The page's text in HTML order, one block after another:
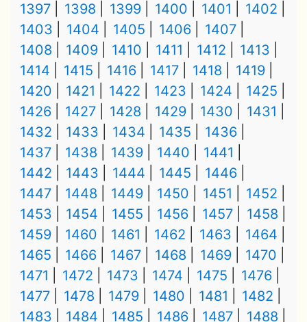
1397
1398 1399 1400 1401
1402
1403
1404 1405 1406
1407
1408
1409 1410 1411 1412
1413
1414
1415 1416 1417 1418
1419
1420
1421 1422 1423 1424
1425
1426
1427 1428 1429 1430
1431
1432
1433 1434 1435
1436
1437
1438 1439 1440
1441
1442
1443 1444 1445
1446
1447
1448 1449 1450 1451
1452
1453
1454 1455 1456 1457
1458
1459
1460 1461 1462 1463
1464
1465
1466 1467 1468 1469
1470
1471
1472 1473 1474 1475
1476
1477
1478 1479 1480 1481
1482
1483
1484 1485 1486 1487
1488